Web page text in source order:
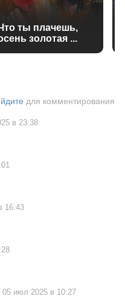
ты плачешь,
золотая ...
для комментирования
в 23:38
16:43
05 июл 2025 в 10:27